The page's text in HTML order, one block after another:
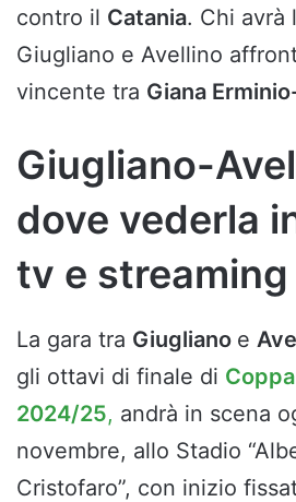
contro il Catania. Chi avrà
Giugliano e Avellino
vincente tra Giana
Giugliano-
dove vederla
tv e streaming
La gara tra Giugliano e
gli ottavi di finale di
2024/25, andrà in scena
novembre, allo Stadio
Cristofaro”, con inizio